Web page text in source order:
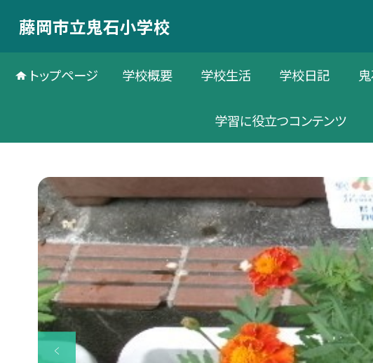
藤岡市立鬼石小学校
トップページ 学校概要 学校生活 学校日記
学習に役立つコンテンツ